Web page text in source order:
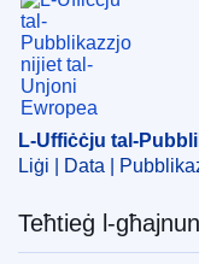
EDITION :
EDITION :
EDITION :
L-Uffiċċju tal-
Liġi | Data |
Teħtieġ l-